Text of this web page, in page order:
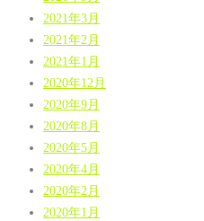
2021年3月
2021年2月
2021年1月
2020年12月
2020年9月
2020年8月
2020年5月
2020年4月
2020年2月
2020年1月